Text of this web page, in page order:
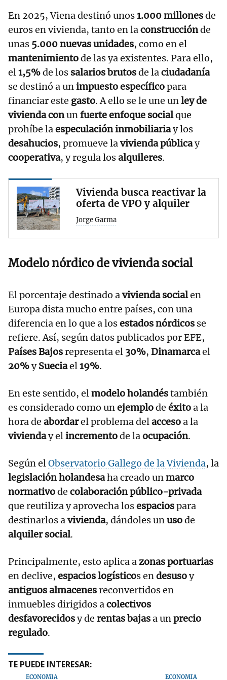
En 2025, Viena destinó unos1.000 millonesde
euros en vivienda, tanto en laconstrucciónde
unas 5.000 nuevas unidades, como en el
mantenimientode las ya existentes. Para ello,
el1,5%de los salarios brutosde laciudadanía
se destinó a unimpuesto específicopara
financiar este gasto. A ello se le une unley de
vivienda conunfuerte enfoque socialque
prohíbe laespeculación inmobiliariay los
desahucios, promueve lavivienda públicay
cooperativa, y regula losalquileres.
Vivienda busca reactivar la
oferta de VPO y alquiler
Jorge Garma
Modelo nórdico de vivienda social
El porcentaje destinado avivienda socialen
Europa dista mucho entre países, con una
diferencia en lo que a losestados nórdicos se
refiere. Así, según datos publicados por EFE,
Países Bajosrepresenta el 30%, Dinamarcael
20%ySueciael19%.
En este sentido, elmodelo holandéstambién
es considerado como unejemplode éxitoa la
hora de abordarel problema delaccesoa la
vivienday elincrementode laocupación.
Según elObservatorio Gallego de la Vivienda, la
legislación holandesaha creado unmarco
normativode colaboración público-privada
que reutiliza y aprovecha losespaciospara
destinarlos avivienda, dándoles unusode
alquiler social.
Principalmente, esto aplica azonas portuarias
en declive, espacios logísticos endesusoy
antiguos almacenesreconvertidos en
inmuebles dirigidos acolectivos
desfavorecidosy de rentas bajasa unprecio
regulado.
TE PUEDE INTERESAR:
ECONOMÍA ECONOMÍA